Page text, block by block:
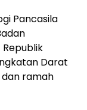
Pancasila
Republik
Darat
dan ramah